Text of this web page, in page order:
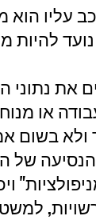
עליו הוא
להיות
את נתוני
או
ולא בשום
הנסיעה